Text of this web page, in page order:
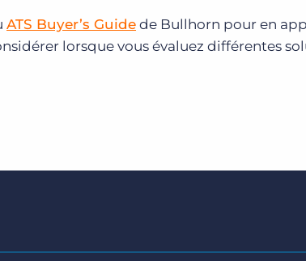
ATS Buyer’s Guide de Bullhorn pour en
lorsque vous évaluez différentes